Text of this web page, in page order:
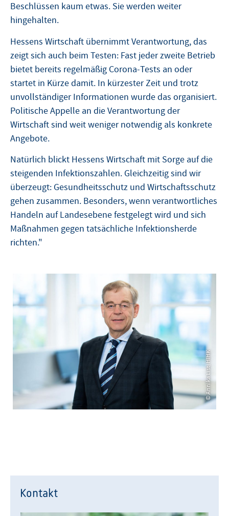
Beschlüssen kaum etwas. Sie werden weiter
hingehalten.
Hessens Wirtschaft übernimmt Verantwortung, das
zeigt sich auch beim Testen: Fast jeder zweite Betrieb
bietet bereits regelmäßig Corona-Tests an oder
startet in Kürze damit. In kürzester Zeit und trotz
unvollständiger Informationen wurde das organisiert.
Politische Appelle an die Verantwortung der
Wirtschaft sind weit weniger notwendig als konkrete
Angebote.
Natürlich blickt Hessens Wirtschaft mit Sorge auf die
steigenden Infektionszahlen. Gleichzeitig sind wir
überzeugt: Gesundheitsschutz und Wirtschaftsschutz
gehen zusammen. Besonders, wenn verantwortliches
Handeln auf Landesebene festgelegt wird und sich
Maßnahmen gegen tatsächliche Infektionsherde
richten."
© Annika List, HIHK
Kontakt